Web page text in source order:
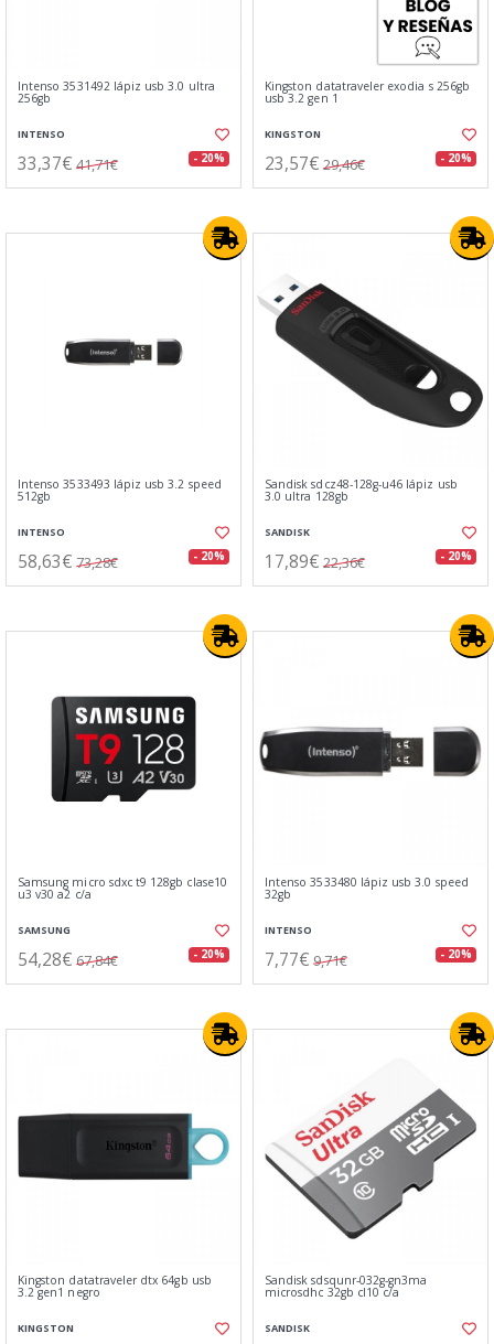
Intenso 3531492 lápiz usb 3.0 ultra
256gb
INTENSO
33,37€ 41,71€ - 20%
Kingston datatraveler exodia s 256gb
usb 3.2 gen 1
KINGSTON
23,57€ 29,46€ - 20%
Intenso 3533493 lápiz usb 3.2 speed
512gb
INTENSO
58,63€ 73,28€ - 20%
Sandisk sdcz48-128g-u46 lápiz usb
3.0 ultra 128gb
SANDISK
17,89€ 22,36€ - 20%
Samsung micro sdxc t9 128gb clase10
u3 v30 a2 c/a
SAMSUNG
54,28€ 67,84€ - 20%
Intenso 3533480 lápiz usb 3.0 speed
32gb
INTENSO
7,77€ 9,71€ - 20%
Kingston datatraveler dtx 64gb usb
3.2 gen1 negro
KINGSTON
Sandisk sdsqunr-032g-gn3ma
microsdhc 32gb cl10 c/a
SANDISK